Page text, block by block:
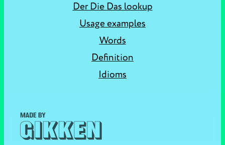
Der Die Das lookup
Usage examples
Words
Definition
Idioms